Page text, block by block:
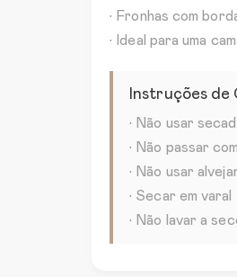
• Fronhas com
• Ideal para uma
Instruções de
• Não usar
• Não passar
• Não usar
• Secar em varal
• Não lavar a